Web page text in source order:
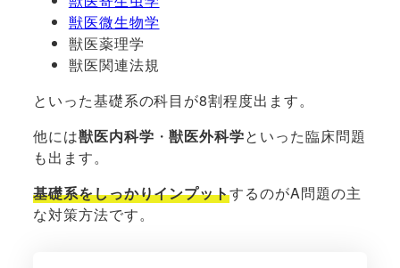
獣医微生物学
獣医薬理学
獣医関連法規
といった基礎系の科目が8割程度出ます。
他には獣医内科学 ・獣医外科学といった臨床問題
も出ます。
基礎系をしっかりインプットするのがA問題の主
な対策方法です。